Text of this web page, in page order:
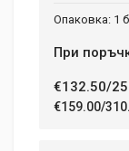
1
При
€132.50/
€159.00/